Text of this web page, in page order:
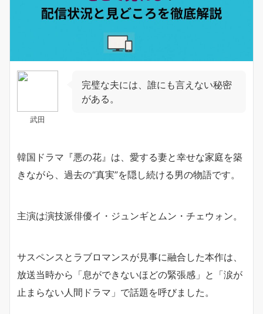
武田
完璧な夫には、誰にも言えない秘密
がある。
韓国ドラマ『悪の花』は、愛する妻と幸せな家庭を築
きながら、過去の“真実”を隠し続ける男の物語です。
主演は演技派俳優イ・ジュンギとムン・チェウォン。
サスペンスとラブロマンスが見事に融合した本作は、
放送当時から「息ができないほどの緊張感」と「涙が
止まらない人間ドラマ」で話題を呼びました。